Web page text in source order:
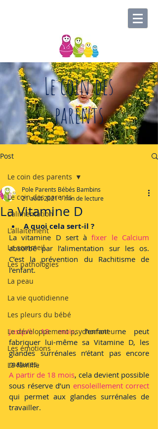
Post
Le coin des parents
L'alimentation
L'allaitement
Le sommeil
Les pathologies
La peau
La vie quotidienne
Les pleurs du bébé
Le développement psychomoteur
Les émotions
La famille
Le coin des parents
La Vitamine D
Pole Parents Bébés Bambins
21 août 20211 min de lecture
A quoi cela sert-il ?
La vitamine D sert à fixer le Calcium
absorbé par l’alimentation sur les os.
C’est la prévention du Rachitisme de
l’enfant.
Jusqu’à 18 mois, l’enfant ne peut
fabriquer lui-même sa Vitamine D, les
glandes surrénales n’étant pas encore
matures.
A partir de 18 mois, cela devient possible
sous réserve d’un ensoleillement correct
qui permet aux glandes surrénales de
travailler.
Le coin des
parents